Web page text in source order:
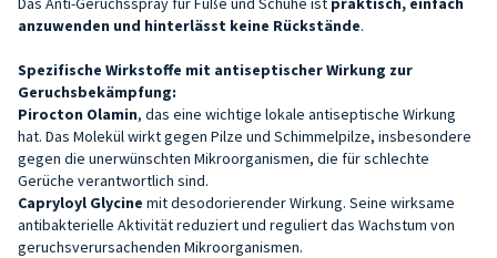
anzuwenden und hinterlässt keine Rückstände.
Spezifische Wirkstoffe mit antiseptischer Wirkung zur
Geruchsbekämpfung:
Pirocton Olamin, das eine wichtige lokale antiseptische Wirkung
hat. Das Molekül wirkt gegen Pilze und Schimmelpilze, insbesondere
gegen die unerwünschten Mikroorganismen, die für schlechte
Gerüche verantwortlich sind.
Capryloyl Glycine mit desodorierender Wirkung. Seine wirksame
antibakterielle Aktivität reduziert und reguliert das Wachstum von
geruchsverursachenden Mikroorganismen.